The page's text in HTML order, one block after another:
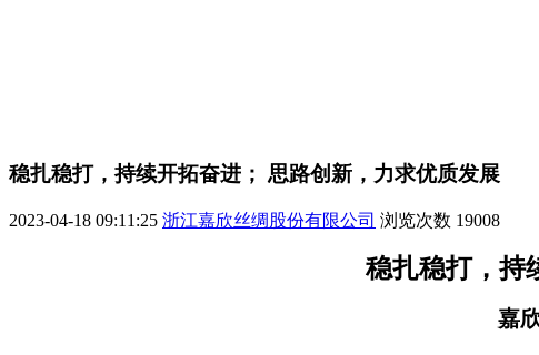
稳扎稳打，持续开拓奋进； 思路创新，力求优质发展
2023-04-18 09:11:25 浙江嘉欣丝绸股份有限公司 浏览次数 19008
稳扎稳打，持
嘉